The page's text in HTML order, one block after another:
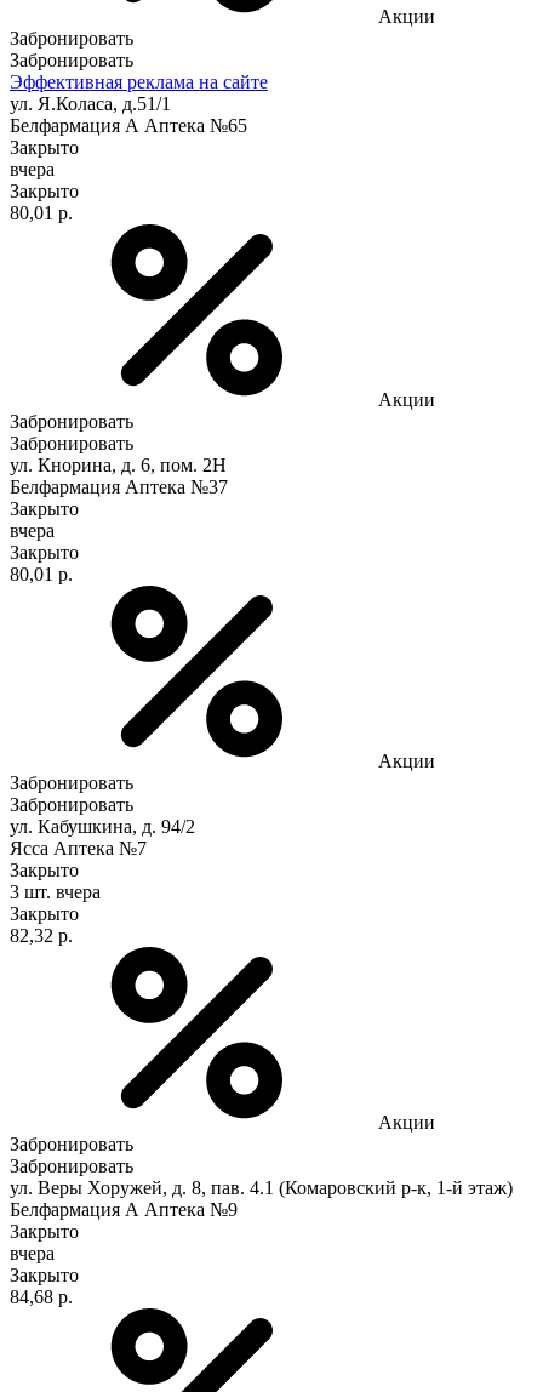
Акции
Забронировать
Забронировать
Эффективная реклама на сайте
ул. Я.Коласа, д.51/1
Белфармация А Аптека №65
Закрыто
вчера
Закрыто
80,01 р.
Акции
Забронировать
Забронировать
ул. Кнорина, д. 6, пом. 2Н
Белфармация Аптека №37
Закрыто
вчера
Закрыто
80,01 р.
Акции
Забронировать
Забронировать
ул. Кабушкина, д. 94/2
Ясса Аптека №7
Закрыто
3 шт. вчера
Закрыто
82,32 р.
Акции
Забронировать
Забронировать
ул. Веры Хоружей, д. 8, пав. 4.1 (Комаровский р-к, 1-й этаж)
Белфармация А Аптека №9
Закрыто
вчера
Закрыто
84,68 р.